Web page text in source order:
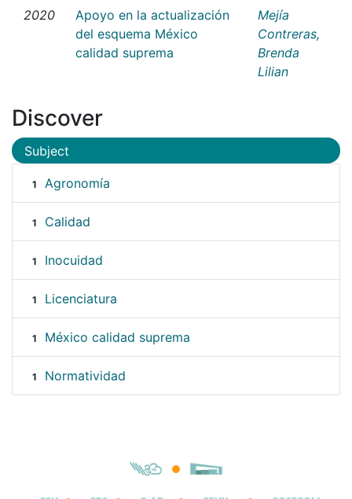
2020
Apoyo en la actualización
del esquema México
calidad suprema
Mejía
Contreras,
Brenda
Lilian
Discover
Subject
1 Agronomía
1 Calidad
1 Inocuidad
1 Licenciatura
1 México calidad suprema
1 Normatividad